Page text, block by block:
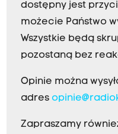
dostępny jest
możecie Państwo
Wszystkie będą
pozostaną bez
Opinie można
adres
Zapraszamy